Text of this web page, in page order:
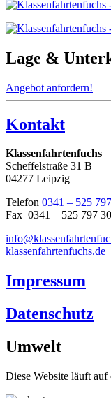
Lage &
Angebot anfordern!
Kontakt
Klassenfahrtenfuchs
Scheffelstraße 31 B
04277 Leipzig
Telefon 0341 – 525
Fax 0341 – 525 797 30
klassenfahrtenfuchs.de
Impressum
Datenschutz
Umwelt
Diese Website läuft